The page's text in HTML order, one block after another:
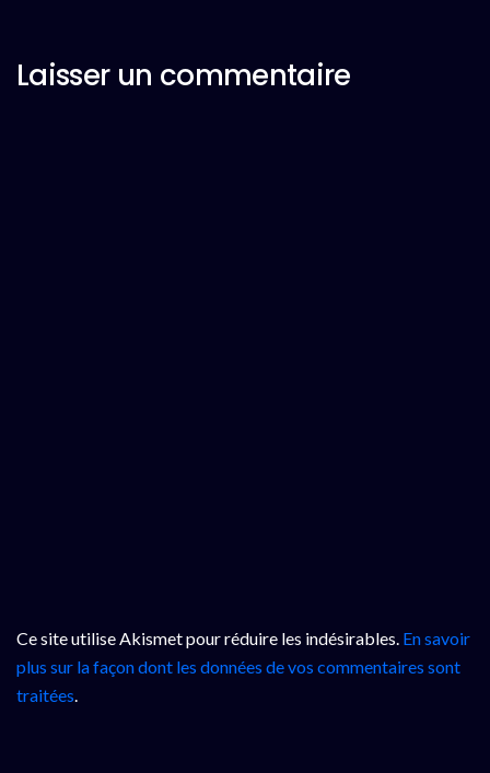
Laisser un commentaire
Ce site utilise Akismet pour réduire les indésirables. En savoir
plus sur la façon dont les données de vos commentaires sont
traitées.